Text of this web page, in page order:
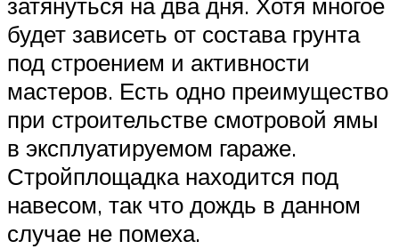
будет зависеть от состава грунта
под строением и активности
мастеров. Есть одно преимущество
при строительстве смотровой ямы
в эксплуатируемом гараже.
Стройплощадка находится под
навесом, так что дождь в данном
случае не помеха.